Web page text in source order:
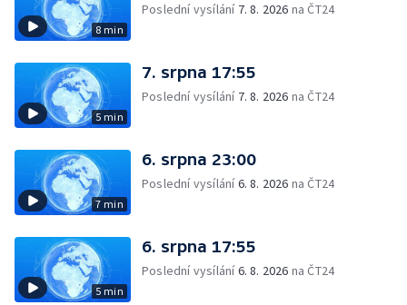
8 min
Poslední vysílání 7. 8. 2026 na ČT24
5 min
7. srpna 17:55
Poslední vysílání 7. 8. 2026 na ČT24
7 min
6. srpna 23:00
Poslední vysílání6. 8. 2026 na ČT24
5 min
6. srpna 17:55
Poslední vysílání6. 8. 2026 na ČT24